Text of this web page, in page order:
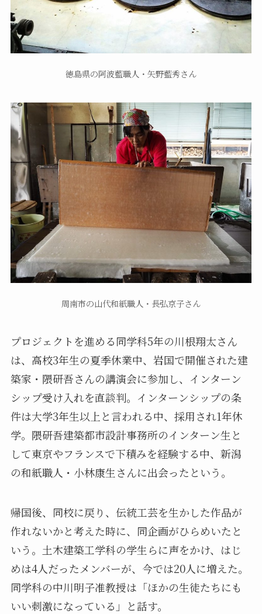
徳島県の阿波藍職人・矢野藍秀さん
周南市の山代和紙職人・長弘京子さん
プロジェクトを進める同学科5年の川根翔太さん
は、高校3年生の夏季休業中、岩国で開催された建
築家・隈研吾さんの講演会に参加し、インターン
シップ受け入れを直談判。インターンシップの条
件は大学3年生以上と言われる中、採用され1年休
学。隈研吾建築都市設計事務所のインターン生と
して東京やフランスで下積みを経験する中、新潟
の和紙職人・小林康生さんに出会ったという。
帰国後、同校に戻り、伝統工芸を生かした作品が
作れないかと考えた時に、同企画がひらめいたと
いう。土木建築工学科の学生らに声をかけ、はじ
めは4人だったメンバーが、今では20人に増えた。
同学科の中川明子准教授は「ほかの生徒たちにも
いい刺激になっている」と話す。